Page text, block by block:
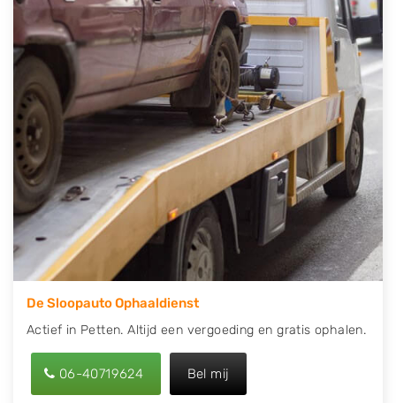
contact op of maak een terugbelafspraak. Wilt u
direct een tweedehands auto onderdelen offerte
aanvragen? Dat kan via de Onderdelenlijn! Vul uw
kenteken in en druk op verzenden.
Wij kunnen u helpen met de inkoop van auto's van
eigenlijk alle merken, zoals Alfa Romeo, Audi, BMW,
Chevrolet, Citroën, Dacia, Fiat, Ford, Honda, Hyundai,
Kia, Mazda, Mercedes Benz, Mitsubishi, Nissan, Opel,
Peugeot, Porsche, Renault, Seat, Skoda, Suzuki, Tesla,
Toyota, Volkswagen en Volvo.
De Sloopauto Ophaaldienst
Actief in Petten. Altijd een vergoeding en gratis ophalen.
06-40719624 Bel mij